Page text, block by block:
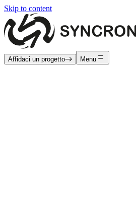
Skip to content
Affidaci un progetto Menu